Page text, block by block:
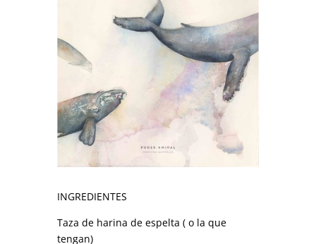
INGREDIENTES
Taza de harina de espelta ( o la que
tengan)